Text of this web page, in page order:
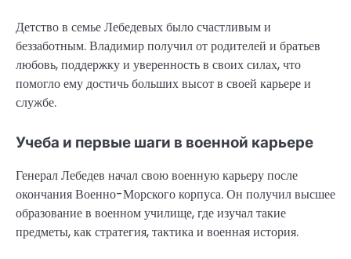
Детство в семье Лебедевых было счастливым и
беззаботным. Владимир получил от родителей и братьев
любовь, поддержку и уверенность в своих силах, что
помогло ему достичь больших высот в своей карьере и
службе.
Учеба и первые шаги в военной карьере
Генерал Лебедев начал свою военную карьеру после
окончания Военно-Морского корпуса. Он получил высшее
образование в военном училище, где изучал такие
предметы, как стратегия, тактика и военная история.